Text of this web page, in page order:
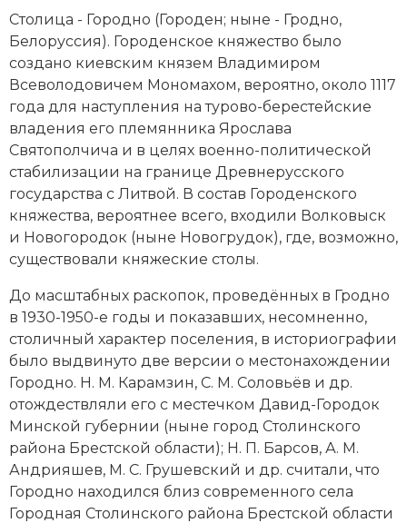
Государство и право
Европа
Империи
Историческая география и топонимика
История материальной и духовной культуры
История международных отношений
История, философия, теория и методология
исторического знания
Итория международных отношений
Латинская Америка
Новая история
Новейшая история
Нумизматика
Столица - Городно (Городен; ныне - Гродно,
Белоруссия). Городенское княжество было
создано киевским князем Владимиром
Всеволодовичем Мономахом, вероятно, около 1117
года для наступления на турово-берестейские
владения его племянника Ярослава
Святополчича и в целях военно-политической
стабилизации на границе Древнерусского
государства с Литвой. В состав Городенского
княжества, вероятнее всего, входили Волковыск
и Новогородок (ныне Новогрудок), где, возможно,
существовали княжеские столы.
До масштабных раскопок, проведённых в Гродно
в 1930-1950-е годы и показавших, несомненно,
столичный характер поселения, в историографии
было выдвинуто две версии о местонахождении
Городно. Н. М. Карамзин, С. М. Соловьёв и др.
отождествляли его с местечком Давид-Городок
Минской губернии (ныне город Столинского
района Брестской области); Н. П. Барсов, А. М.
Андрияшев, М. С. Грушевский и др. считали, что
Городно находился близ современного села
Городная Столинского района Брестской области